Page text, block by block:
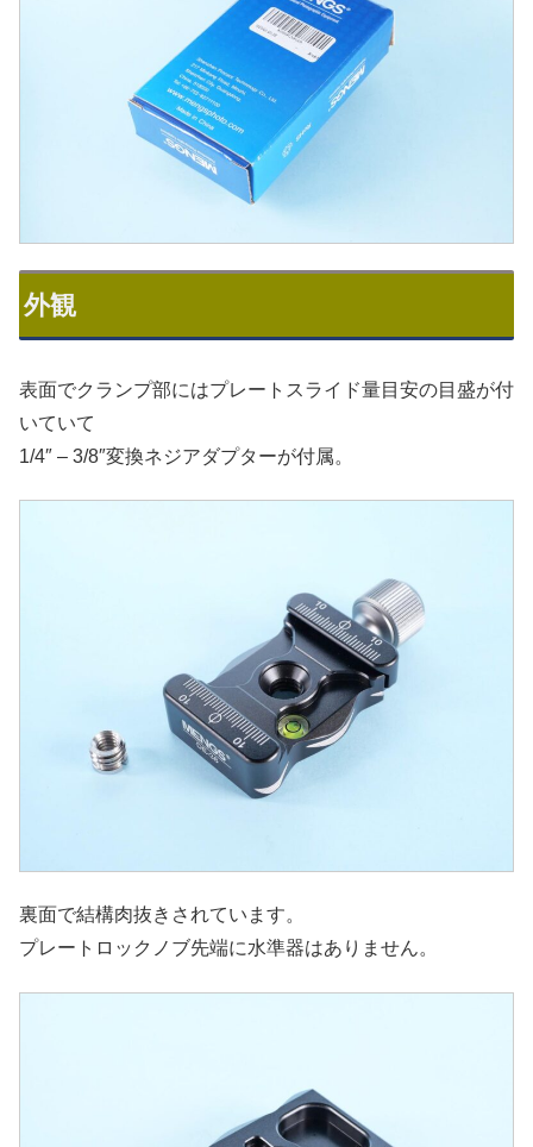
外観
表面でクランプ部にはプレートスライド量目安の目盛が付
いていて
1/4″ – 3/8″変換ネジアダプターが付属。
裏面で結構肉抜きされています。
プレートロックノブ先端に水準器はありません。